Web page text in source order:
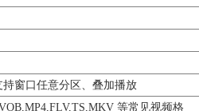
窗口任意分区、叠加播放
等常见视频格